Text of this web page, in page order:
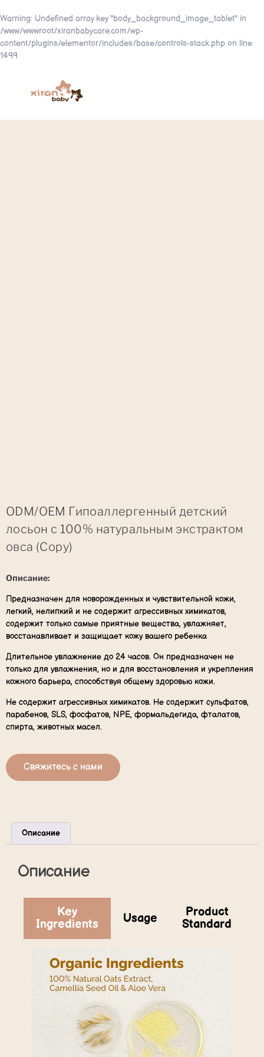
Warning: Undefined array key "body_background_image_tablet" in
/www/wwwroot/xiranbabycare.com/wp-
content/plugins/elementor/includes/base/controls-stack.php on line
1499
ODM/OEM Гипоаллергенный детский
лосьон с 100% натуральным экстрактом
овса (Copy)
Описание:
Предназначен для новорожденных и чувствительной кожи,
легкий, нелипкий и не содержит агрессивных химикатов,
содержит только самые приятные вещества, увлажняет,
восстанавливает и защищает кожу вашего ребенка
Длительное увлажнение до 24 часов. Он предназначен не
только для увлажнения, но и для восстановления и укрепления
кожного барьера, способствуя общему здоровью кожи.
Не содержит агрессивных химикатов. Не содержит сульфатов,
парабенов, SLS, фосфатов, NPE, формальдегида, фталатов,
спирта, животных масел.
Свяжитесь с нами
Описание
Описание
Key
Ingredients
Usage
Product
Standard